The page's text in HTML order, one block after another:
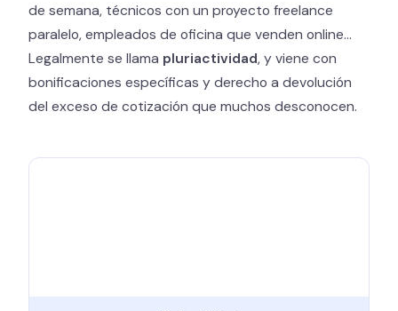
de semana, técnicos con un proyecto freelance
paralelo, empleados de oficina que venden online…
Legalmente se llama pluriactividad, y viene con
bonificaciones específicas y derecho a devolución
del exceso de cotización que muchos desconocen.